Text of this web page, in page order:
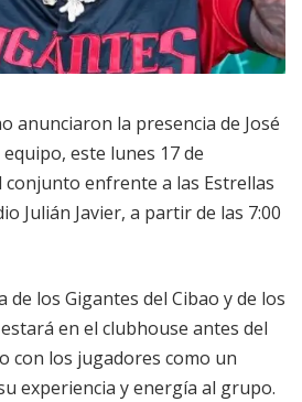
anunciaron la presencia de José
este lunes 17 de
conjunto enfrente a las Estrellas
Julián Javier, a partir de las 7:00
de los Gigantes del Cibao y de los
en el clubhouse antes del
con los jugadores como un
experiencia y energía al grupo.